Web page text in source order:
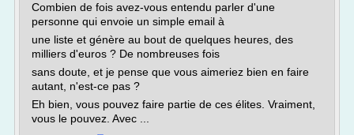
Combien de fois avez-vous entendu parler d'une
personne qui envoie un simple email à
une liste et génère au bout de quelques heures, des
milliers d'euros ? De nombreuses fois
sans doute, et je pense que vous aimeriez bien en faire
autant, n'est-ce pas ?
Eh bien, vous pouvez faire partie de ces élites. Vraiment,
vous le pouvez. Avec ...